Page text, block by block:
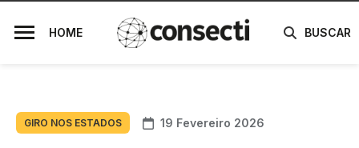
HOME BUSCAR
GIRO NOS ESTADOS 19 Fevereiro 2026